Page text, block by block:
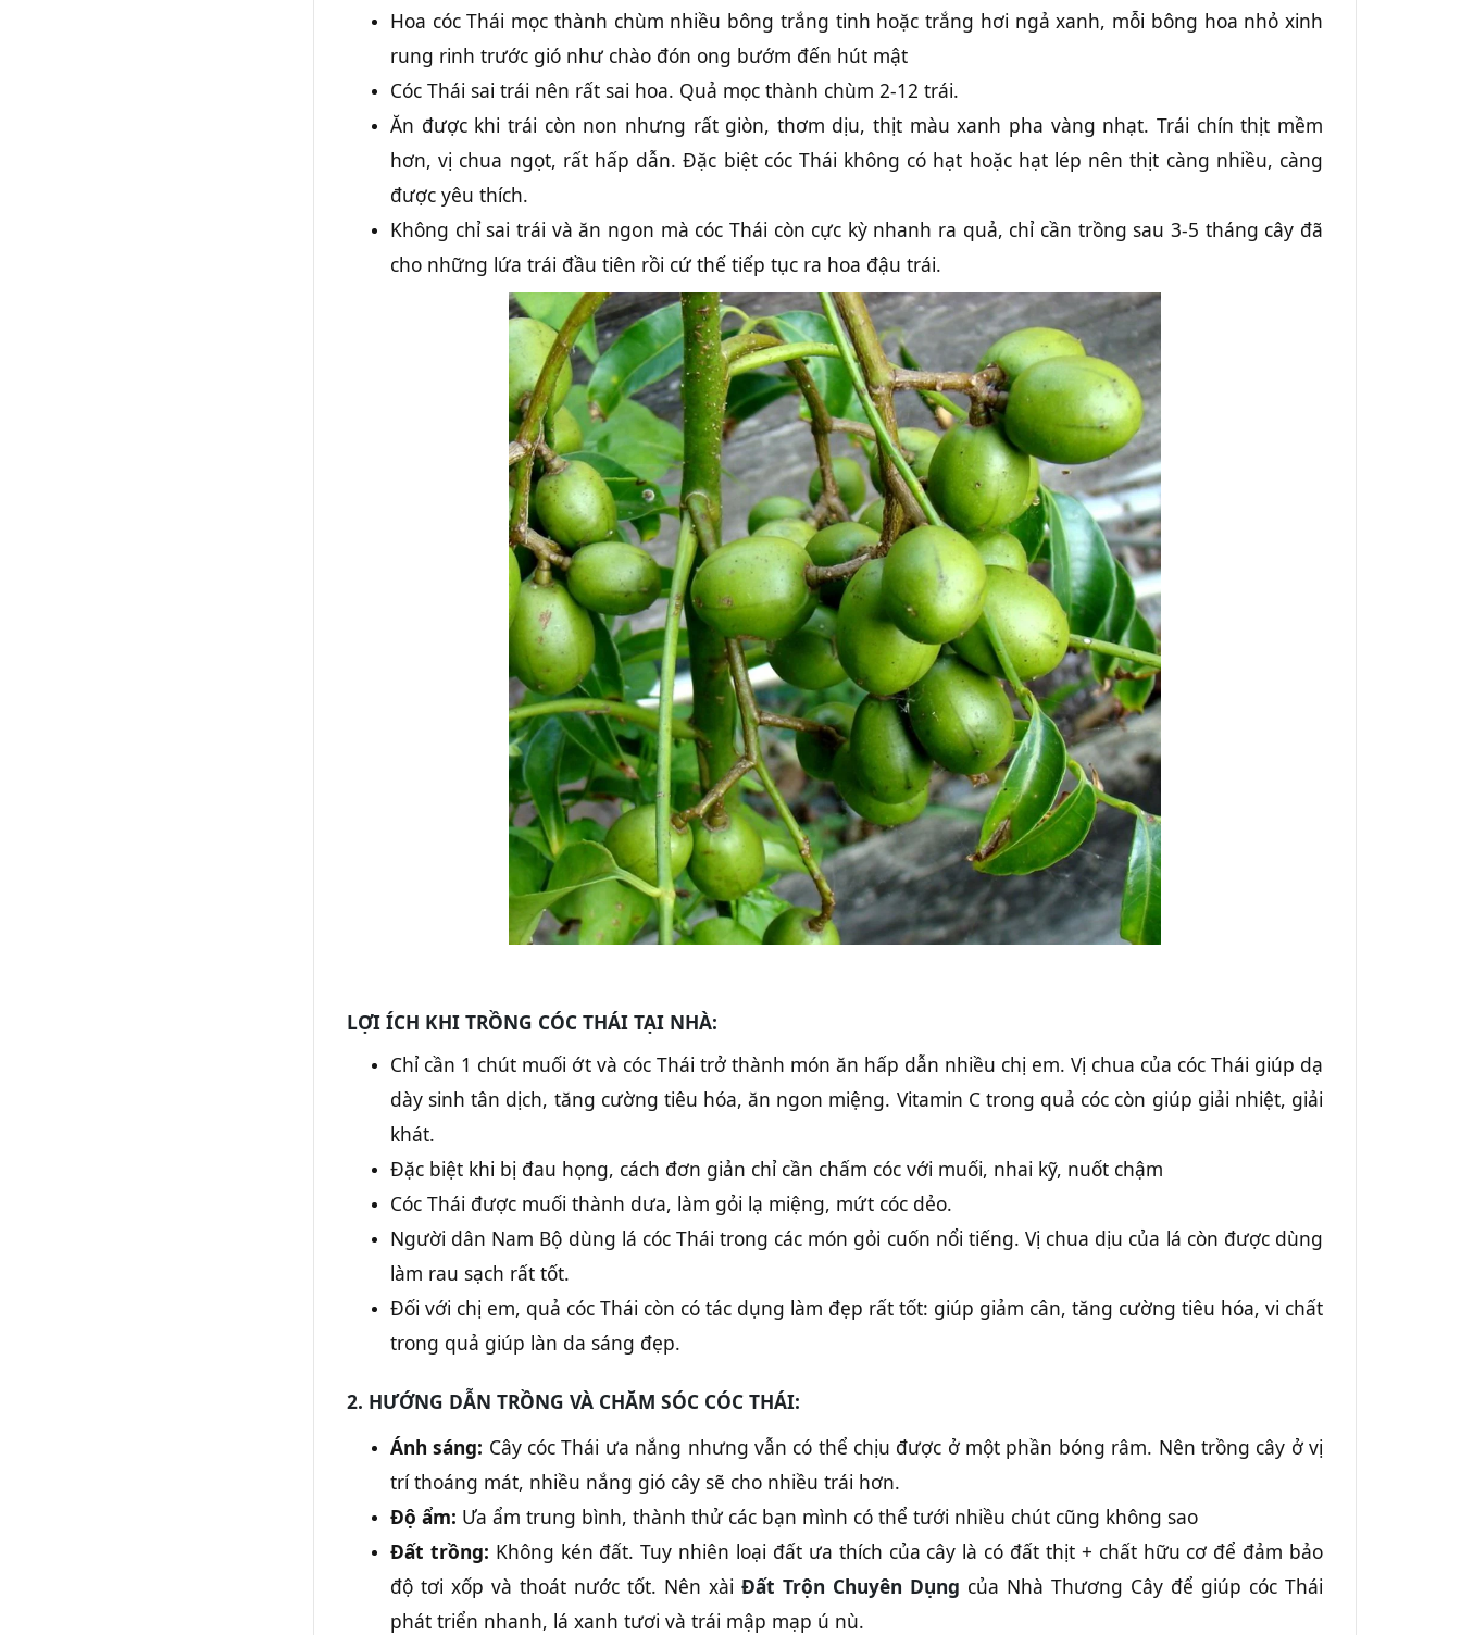
Hoa cóc Thái mọc thành chùm nhiều bông trắng tinh hoặc trắng hơi ngả xanh, mỗi bông hoa nhỏ xinh
rung rinh trước gió như chào đón ong bướm đến hút mật
Cóc Thái sai trái nên rất sai hoa. Quả mọc thành chùm 2-12 trái.
Ăn được khi trái còn non nhưng rất giòn, thơm dịu, thịt màu xanh pha vàng nhạt. Trái chín thịt mềm
hơn, vị chua ngọt, rất hấp dẫn. Đặc biệt cóc Thái không có hạt hoặc hạt lép nên thịt càng nhiều, càng
được yêu thích.
Không chỉ sai trái và ăn ngon mà cóc Thái còn cực kỳ nhanh ra quả, chỉ cần trồng sau 3-5 tháng cây đã
cho những lứa trái đầu tiên rồi cứ thế tiếp tục ra hoa đậu trái.
LỢI ÍCH KHI TRỒNG CÓC THÁI TẠI NHÀ:
Chỉ cần 1 chút muối ớt và cóc Thái trở thành món ăn hấp dẫn nhiều chị em. Vị chua của cóc Thái giúp dạ
dày sinh tân dịch, tăng cường tiêu hóa, ăn ngon miệng. Vitamin C trong quả cóc còn giúp giải nhiệt, giải
khát.
Đặc biệt khi bị đau họng, cách đơn giản chỉ cần chấm cóc với muối, nhai kỹ, nuốt chậm
Cóc Thái được muối thành dưa, làm gỏi lạ miệng, mứt cóc dẻo.
Người dân Nam Bộ dùng lá cóc Thái trong các món gỏi cuốn nổi tiếng. Vị chua dịu của lá còn được dùng
làm rau sạch rất tốt.
Đối với chị em, quả cóc Thái còn có tác dụng làm đẹp rất tốt: giúp giảm cân, tăng cường tiêu hóa, vi chất
trong quả giúp làn da sáng đẹp.
2. HƯỚNG DẪN TRỒNG VÀ CHĂM SÓC CÓC THÁI:
Ánh sáng: Cây cóc Thái ưa nắng nhưng vẫn có thể chịu được ở một phần bóng râm. Nên trồng cây ở vị
trí thoáng mát, nhiều nắng gió cây sẽ cho nhiều trái hơn.
Độ ẩm: Ưa ẩm trung bình, thành thử các bạn mình có thể tưới nhiều chút cũng không sao
Đất trồng: Không kén đất. Tuy nhiên loại đất ưa thích của cây là có đất thịt + chất hữu cơ để đảm bảo
độ tơi xốp và thoát nước tốt. Nên xài Đất Trộn Chuyên Dụng của Nhà Thương Cây để giúp cóc Thái
phát triển nhanh, lá xanh tươi và trái mập mạp ú nù.